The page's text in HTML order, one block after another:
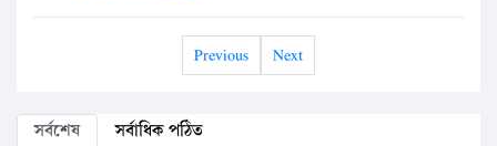
Previous Next
সর্বশেষ সর্বাধিক পঠিত